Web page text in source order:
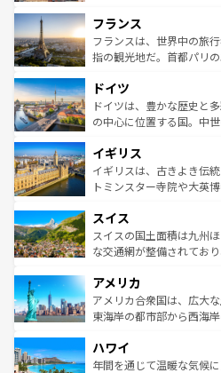
ませてくれるイタリアで
なお、新着のイタリア情
しい。
文化が根付くこの国では
れる闘牛、そして美味し
る。首都マドリードの洗
の城塞都市、穏やかなビ
せる。地方によって風土
フランス
フランスは、世界中の旅
指の観光地だ。首都パリ
で、幅広い魅力が詰まっ
聖堂、美しいビーチ、そ
から魅了する。また、フ
いる。シャンパンの発祥
香り高いラベンダー畑な
らに、パリ以外の地域に
れる地方に足を運ぶとそ
きるだろう。 な
を参照してほしい。
ドイツ
ドイツは、豊かな歴史と
の中心に位置する国。中
顔を持つこの国は、どこ
ルリンの文化的活気、バ
してライン川沿いのワイ
は、お酒好きな人にはぜひ体験し
ドイツ情報はコンテンツ
イギリス
イギリスは、古きよき伝
トミンスター寺院や大英
リアごとに異なる魅力が
ティー、ビール好きには
戦など、本場だからこそ
ンツ一覧を参照してほしい
スイス
スイスの国土面積は九州
な交通網が整備されてお
の建物がそのまま残る町
博物館もあり、アルプス
ことができる。国民の所
ば市内交通費無料で観光を楽し
着のスイス情報はコンテ
アメリカ
アメリカ合衆国は、広大
東海岸の都市部から西海
のような巨大都市は、観
ンメントが詰まった刺激
ハワイ
年間を通じて温暖な気候